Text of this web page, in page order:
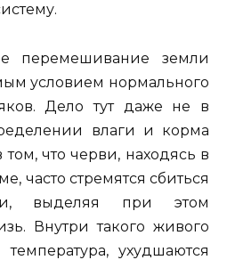
перемешивание земли
условием нормального
Дело тут даже не в
влаги и корма
что черви, находясь в
часто стремятся сбиться
выделяя при этом
Внутри такого живого
ухудшаются